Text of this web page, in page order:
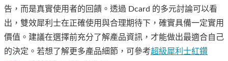
告，而是真實使用者的回饋。透過 Dcard 的多元討論可以看
出，雙效犀利士在正確使用與合理期待下，確實具備一定實用
價值。建議在選擇前充分了解產品資訊，才能做出最適合自己
的決定。若想了解更多產品細節，可參考超級犀利士紅鑽